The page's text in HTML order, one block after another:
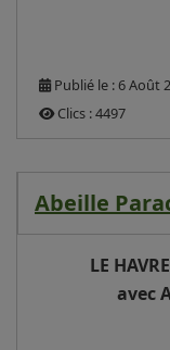
Publié le : 6 Août
Clics : 4497
Abeille
LE
avec